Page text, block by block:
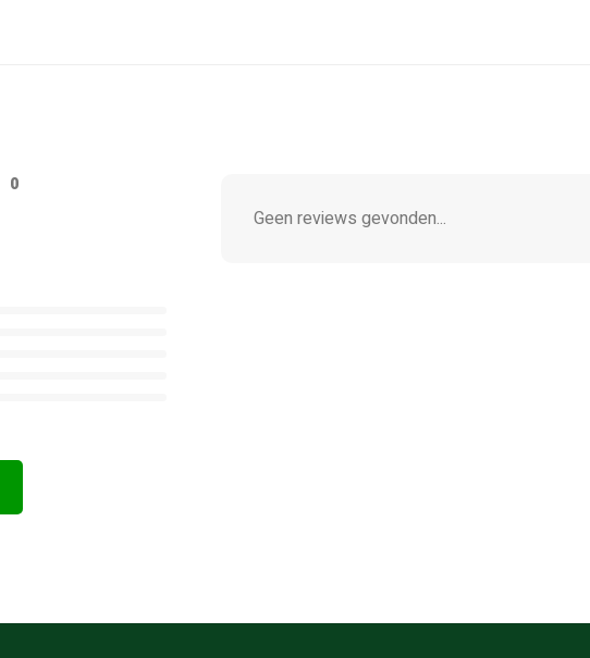
0
Geen reviews gevonden...